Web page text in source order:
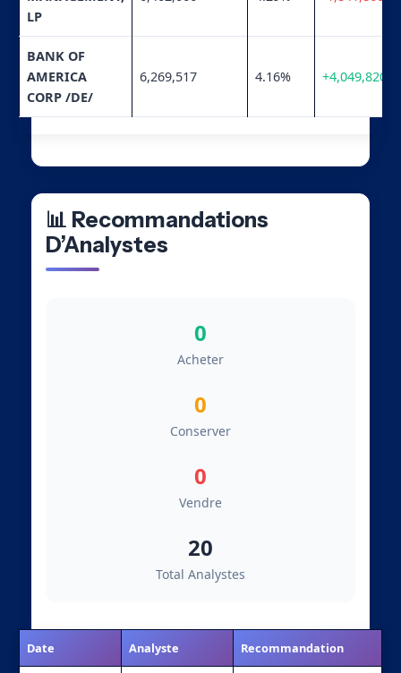
LP
BANK OF
AMERICA
CORP /DE/
6,269,517 4.16% +4,049,820
📊 Recommandations
D’Analystes
0
Acheter
0
Conserver
0
Vendre
20
Total Analystes
Date Analyste Recommandation